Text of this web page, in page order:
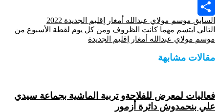
Viber
Share
السابق موسم مولاي عبدالله أمغار إقليم الجديدة 2022
التالي ابتسم مهما كانت الظروف ومن كل يوم لقطة الأسبوع من
موسم مولاي عبدالله أمغار إقليم الجديدة
مقالات مشابهة
فعاليات لمعرض للفلاحةو تربية الماشية بجماعة سيدي
علي بنحمدوش دائرة أزمور